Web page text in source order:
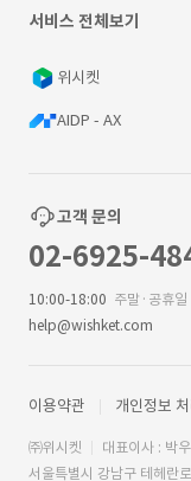
서비스 전체보기
위시켓
AIDP - AX
고객 문의
02-6925-
10:00-18:00 주말·공휴일
help@wishket.com
이용약관 개인정보
㈜위시켓
대표이사 : 박
서울특별시 강남구 테헤란